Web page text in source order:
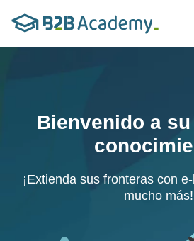
Bienvenido a su
¡Extienda sus fronteras con
mucho más!